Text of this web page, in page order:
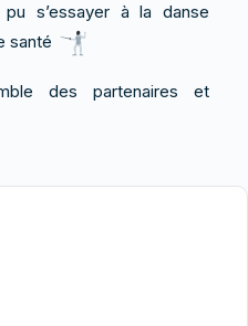
s’essayer à la danse
santé
des partenaires et